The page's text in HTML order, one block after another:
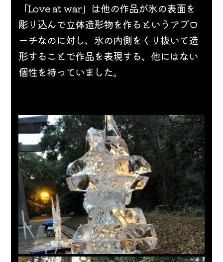
「Love at war」は他の作品が氷の表面を
彫り込んで立体造形物を作るというアプロ
ーチなのに対し、氷の内側をくり抜いて造
形することで作品を表現する、他にはない
個性を持っていました。